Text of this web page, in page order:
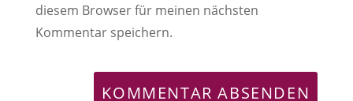
diesem Browser für meinen nächsten
Kommentar speichern.